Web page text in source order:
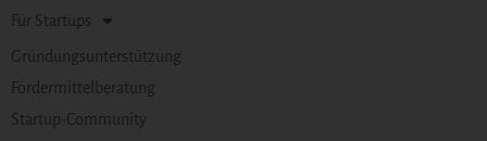
Für Startups
Gründungsunterstützung
Fördermittelberatung
Startup-Community